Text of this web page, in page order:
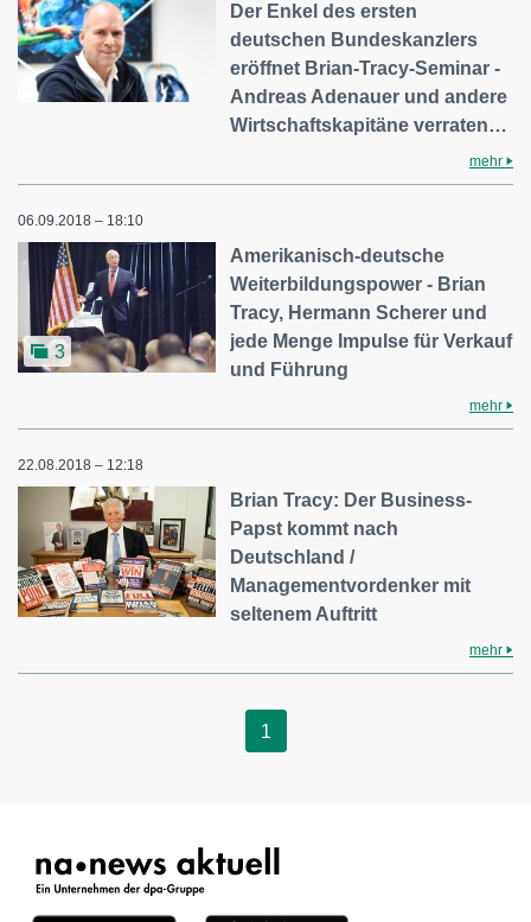
Der Enkel des ersten
deutschen Bundeskanzlers
eröffnet Brian-Tracy-Seminar -
Andreas Adenauer und andere
Wirtschaftskapitäne verraten…
mehr
06.09.2018 – 18:10
3
Amerikanisch-deutsche
Weiterbildungspower - Brian
Tracy, Hermann Scherer und
jede Menge Impulse für Verkauf
und Führung
mehr
22.08.2018 – 12:18
Brian Tracy: Der Business-
Papst kommt nach
Deutschland /
Managementvordenker mit
seltenem Auftritt
mehr
1